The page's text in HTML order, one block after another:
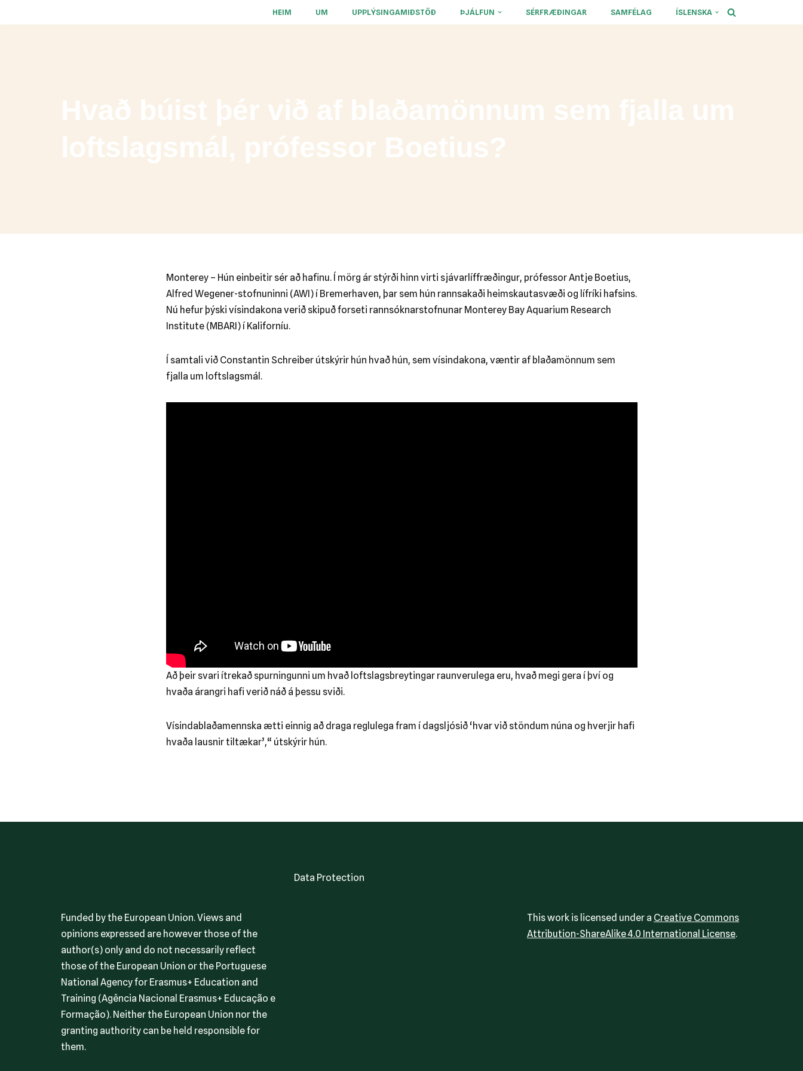
HEIM UM UPPLÝSINGAMIÐSTÖÐ ÞJÁLFUN SÉRFRÆÐINGAR SAMFÉLAG ÍSLENSKA
Hvað búist þér við af blaðamönnum sem fjalla um
loftslagsmál, prófessor Boetius?
Monterey – Hún einbeitir sér að hafinu. Í mörg ár stýrði hinn virti sjávarlíffræðingur, prófessor Antje Boetius,
Alfred Wegener-stofnuninni (AWI) í Bremerhaven, þar sem hún rannsakaði heimskautasvæði og lífríki hafsins.
Nú hefur þýski vísindakona verið skipuð forseti rannsóknarstofnunar Monterey Bay Aquarium Research
Institute (MBARI) í Kaliforníu.
Í samtali við Constantin Schreiber útskýrir hún hvað hún, sem vísindakona, væntir af blaðamönnum sem
fjalla um loftslagsmál.
Að þeir svari ítrekað spurningunni um hvað loftslagsbreytingar raunverulega eru, hvað megi gera í því og
hvaða árangri hafi verið náð á þessu sviði.
Vísindablaðamennska ætti einnig að draga reglulega fram í dagsljósið ‘hvar við stöndum núna og hverjir hafi
hvaða lausnir tiltækar’,“ útskýrir hún.
Funded by the European Union. Views and
opinions expressed are however those of the
author(s) only and do not necessarily reflect
those of the European Union or the Portuguese
National Agency for Erasmus+ Education and
Training (Agência Nacional Erasmus+ Educação e
Formação). Neither the European Union nor the
granting authority can be held responsible for
them.
Data Protection
This work is licensed under a Creative Commons
Attribution-ShareAlike 4.0 International License.